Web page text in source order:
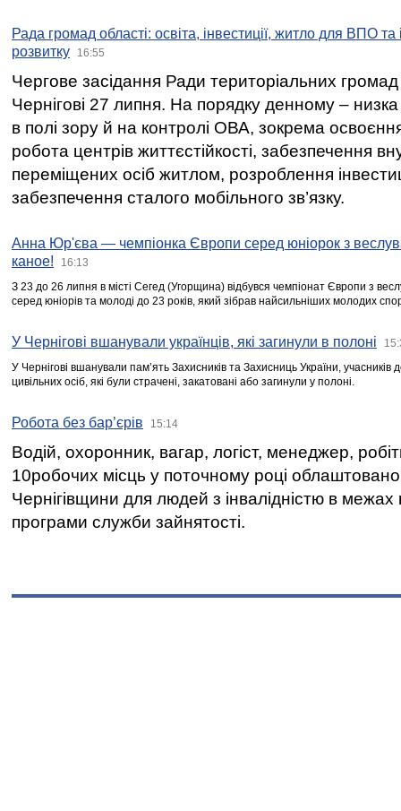
Рада громад області: освіта, інвестиції, житло для ВПО
розвитку
16:55
Чергове засідання Ради територіальних громад
Чернігові 27 липня. На порядку денному –
в полі зору й на контролі ОВА, зокрема освоєння
робота центрів життєстійкості, забезпечення
переміщених осіб житлом, розроблення
забезпечення сталого мобільного зв’язку.
Анна Юр'єва — чемпіонка Європи серед юніорок з
каное!
16:13
З 23 до 26 липня в місті Сегед (Угорщина) відбувся чемпіонат Європи з
серед юніорів та молоді до 23 років, який зібрав найсильніших молодих
У Чернігові вшанували українців, які загинули в полоні
У Чернігові вшанували пам’ять Захисників та Захисниць України,
цивільних осіб, які були страчені, закатовані або загинули у полоні.
Робота без бар’єрів 15:14
Водій, охоронник, вагар, логіст, менеджер,
10робочих місць у поточному році
Чернігівщини для людей з інвалідністю в межах
програми служби зайнятості.